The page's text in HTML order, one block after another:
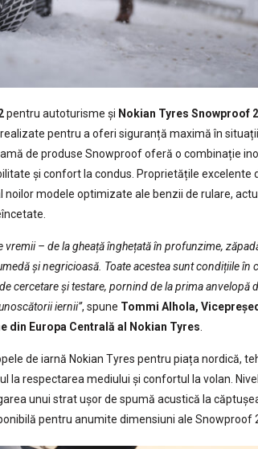
pentru autoturisme și Nokian Tyres Snowproof
pentru a oferi siguranță maximă în
de produse Snowproof oferă o combinație
și confort la condus. Proprietățile excelente
modele optimizate ale benzii de rulare,
vremii – de la gheață înghețată în profunzime,
și negricioasă. Toate acestea sunt condițiile în
cercetare și testare, pornind de la prima anvelopă
iernii”, spune Tommi Alhola,
din Europa Centrală al Nokian Tyres.
de iarnă Nokian Tyres pentru piața nordică,
la respectarea mediului și confortul la volan.
unui strat ușor de spumă acustică la
pentru anumite dimensiuni ale Snowproof